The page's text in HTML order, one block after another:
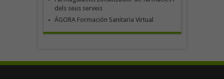
dels seus serveis
ÁGORA Formación Sanitaria Virtual